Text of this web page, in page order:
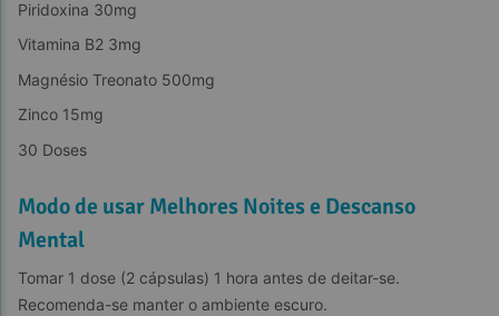
Piridoxina 30mg
Vitamina B2 3mg
Magnésio Treonato 500mg
Zinco 15mg
30 Doses
Modo de usar Melhores Noites e Descanso
Mental
Tomar 1 dose (2 cápsulas) 1 hora antes de deitar-se.
Recomenda-se manter o ambiente escuro.